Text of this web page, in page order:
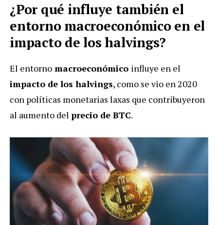
¿Por qué influye también el
entorno macroeconómico en el
impacto de los halvings?
El entorno macroeconómico influye en el
impacto de los halvings, como se vio en 2020
con políticas monetarias laxas que contribuyeron
al aumento del precio de BTC.